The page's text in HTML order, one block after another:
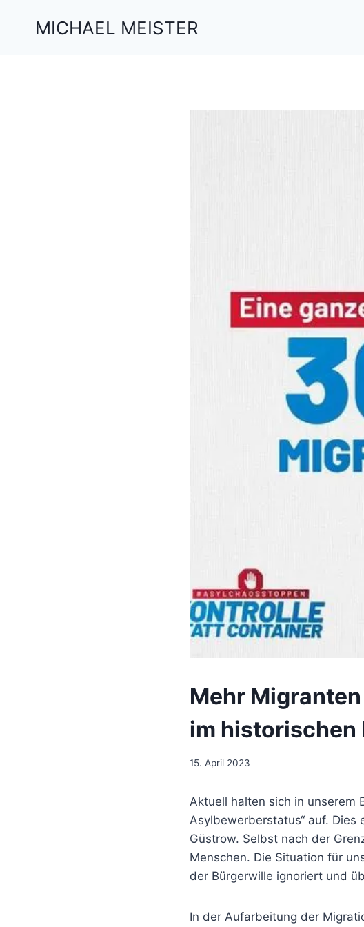
MICHAEL MEISTER
Mehr
im historischen
15. April 2023
Aktuell halten sich in unserem
Asylbewerberstatus“ auf.
Güstrow. Selbst nach der
Menschen. Die Situation für
der Bürgerwille ignoriert und
In der Aufarbeitung der